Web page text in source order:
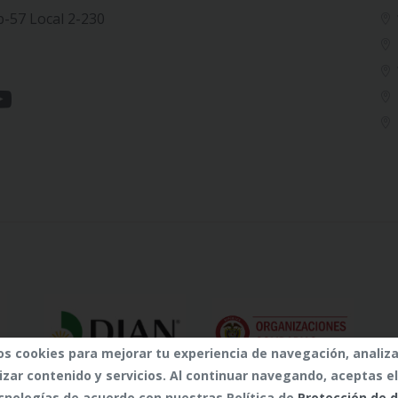
57 Local 2-230
cookies para mejorar tu experiencia de navegación,
contenido y servicios. Al continuar navegando, aceptas